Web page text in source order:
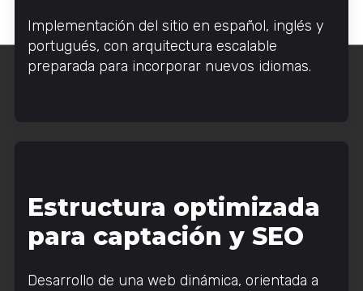
Implementación del sitio en español, inglés y
portugués, con arquitectura escalable
preparada para incorporar nuevos idiomas.
Estructura optimizada
para captación y SEO
Desarrollo de una web dinámica, orientada a